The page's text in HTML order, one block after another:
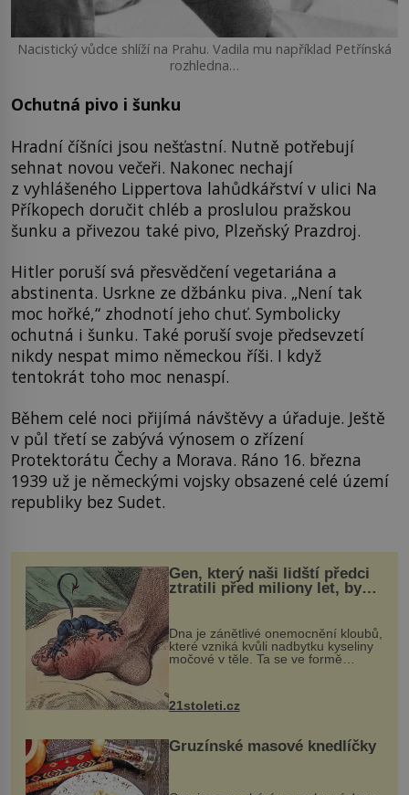
Nacistický vůdce shlíží na Prahu. Vadila mu například Petřínská
rozhledna…
Ochutná pivo i šunku
Hradní číšníci jsou nešťastní. Nutně potřebují
sehnat novou večeři. Nakonec nechají
z vyhlášeného Lippertova lahůdkářství v ulici Na
Příkopech doručit chléb a proslulou pražskou
šunku a přivezou také pivo, Plzeňský Prazdroj.
Hitler poruší svá přesvědčení vegetariána a
abstinenta. Usrkne ze džbánku piva. „Není tak
moc hořké,“ zhodnotí jeho chuť. Symbolicky
ochutná i šunku. Také poruší svoje předsevzetí
nikdy nespat mimo německou říši. I když
tentokrát toho moc nenaspí.
Během celé noci přijímá návštěvy a úřaduje. Ještě
v půl třetí se zabývá výnosem o zřízení
Protektorátu Čechy a Morava. Ráno 16. března
1939 už je německými vojsky obsazené celé území
republiky bez Sudet.
Gen, který naši lidští předci
ztratili před miliony let, by
mohl pomoci s léčbou
„nemoci králů“
Dna je zánětlivé onemocnění kloubů,
které vzniká kvůli nadbytku kyseliny
močové v těle. Ta se ve formě
nohou, a způsobuje bole...
21stoleti.cz
Gruzínské masové knedlíčky